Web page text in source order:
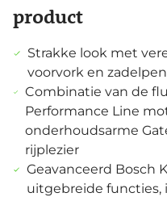
product
Strakke look met
voorvork en
Combinatie van de
Performance Line
onderhoudsarme
rijplezier
Geavanceerd Bosch
uitgebreide functies,